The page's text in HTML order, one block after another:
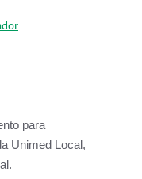
para
Unimed Local,